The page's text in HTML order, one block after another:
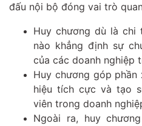
đấu nội bộ đóng vai trò
Huy chương dù là chi
nào khẳng định sự
của các doanh nghiệp
Huy chương góp phần
hiệu tích cực và tạo
viên trong doanh
Ngoài ra, huy